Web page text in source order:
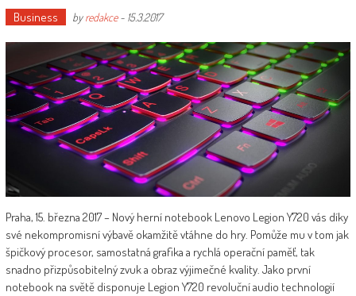
Business byredakce- 15.3.2017
Praha, 15. března 2017 – Nový herní notebook Lenovo Legion Y720 vás díky
své nekompromisní výbavě okamžitě vtáhne do hry. Pomůže mu v tom jak
špičkový procesor, samostatná grafika a rychlá operační paměť, tak
snadno přizpůsobitelný zvuk a obraz výjimečné kvality. Jako první
notebook na světě disponuje Legion Y720 revoluční audio technologií